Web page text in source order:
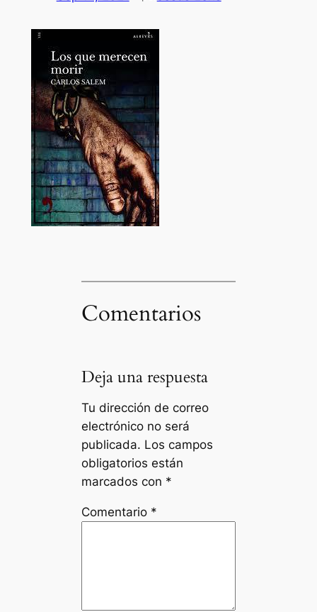
Comentarios
Deja una respuesta
Tu dirección de correo
electrónico no será
publicada. Los campos
obligatorios están
marcados con *
Comentario *